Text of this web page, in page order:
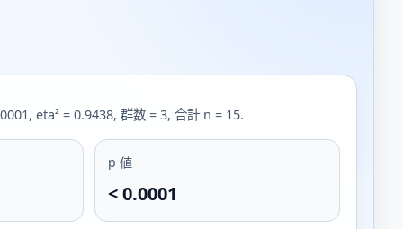
eta² = 0.9438, 群数 = 3, 合計 n = 15.
p 値
< 0.0001